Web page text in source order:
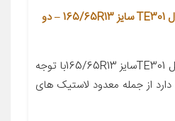
لاستیک خودرو تراینگل مدل TE301 سایز 165/65R13 – دو
معرفی محصول تایر تراینگل TE301سایز 165/65R13با توجه
از جمله معدود لاستیک های